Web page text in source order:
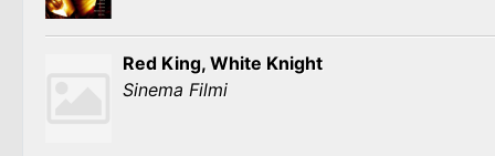
Red King, White Knight
Sinema Filmi